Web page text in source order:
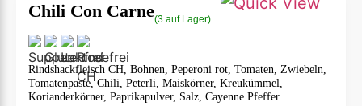
Chili Con Carne(3 auf Lager)
Rindshackfleisch CH, Bohnen, Peperoni rot, Tomaten, Zwiebeln,
Tomatenpaste, Chili, Peterli, Maiskörner, Kreukümmel,
Korianderkörner, Paprikapulver, Salz, Cayenne Pfeffer.